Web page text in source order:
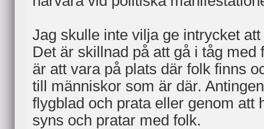
Jag skulle inte vilja ge intrycket
Det är skillnad på att gå i tåg med
är att vara på plats där folk finns
till människor som är där.
flygblad och prata eller genom att
syns och pratar med folk.